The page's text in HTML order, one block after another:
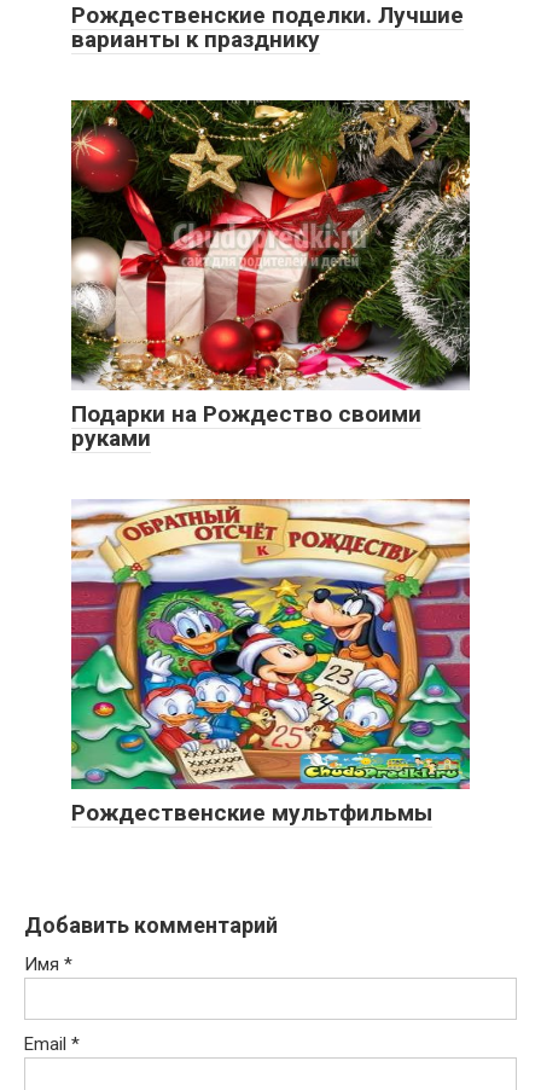
Рождественские поделки. Лучшие
варианты к празднику
Подарки на Рождество своими
руками
Рождественские мультфильмы
Добавить комментарий
Имя *
Email *